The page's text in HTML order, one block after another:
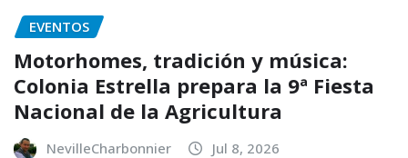
EVENTOS
Motorhomes, tradición y música:
Colonia Estrella prepara la 9ª Fiesta
Nacional de la Agricultura
NevilleCharbonnier Jul 8, 2026